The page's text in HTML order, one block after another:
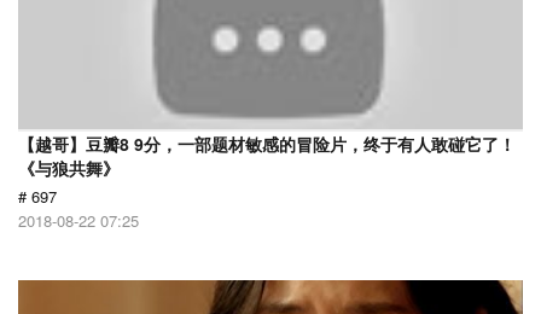
【越哥】豆瓣8 9分，一部题材敏感的冒险片，终于有人敢碰它了！
《与狼共舞》
# 697
2018-08-22 07:25